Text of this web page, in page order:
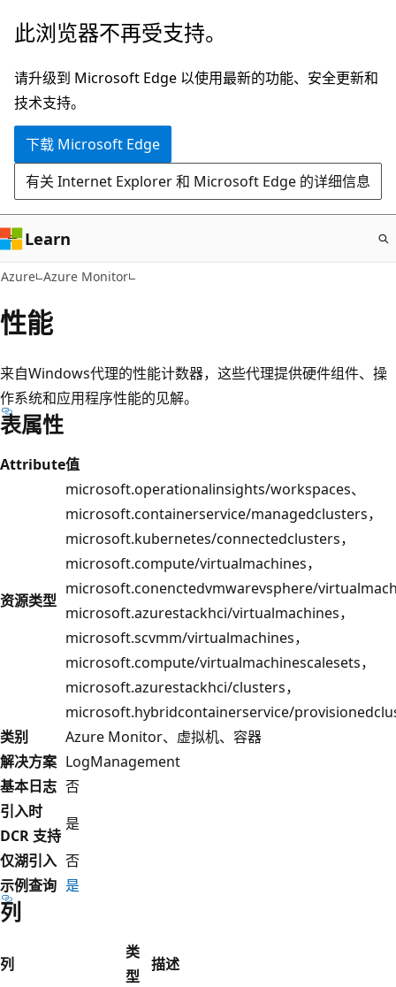
跳
主
要
内
此浏览器不再受支持。
请升级到 Microsoft Edge 以使用最新的功能、安全更新和
技术支持。
下载 Microsoft Edge
有关 Internet Explorer 和 Microsoft Edge 的详细信息
Learn
Azure Azure Monitor
性能
来自Windows代理的性能计数器，这些代理提供硬件组件、操
作系统和应用程序性能的见解。
表属性
Attribute值
资源类型
microsoft.operationalinsights/workspaces、
microsoft.containerservice/managedclusters，
microsoft.kubernetes/connectedclusters，
microsoft.compute/virtualmachines，
microsoft.conenctedvmwarevsphere/
microsoft.azurestackhci/virtualmachines，
microsoft.scvmm/virtualmachines，
microsoft.compute/virtualmachinescalesets，
microsoft.azurestackhci/clusters，
microsoft.hybridcontainerservice/
类别
Azure Monitor、虚拟机、容器
解决方案 LogManagement
基本日志 否
引入时
DCR 支持
是
仅湖引入 否
示例查询 是
列
列
类
型
描述